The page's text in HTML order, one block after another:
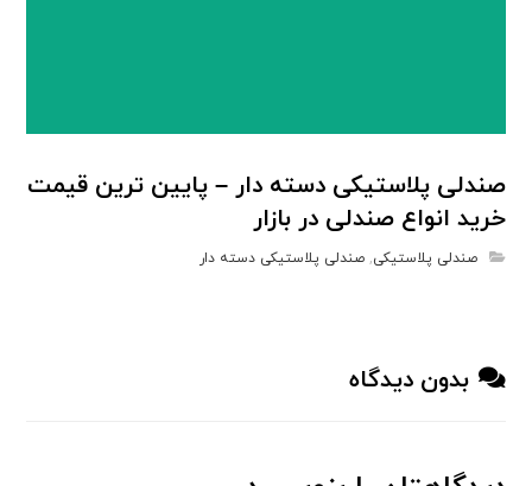
صندلی پلاستیکی دسته دار – پایین ترین قیمت
خرید انواع صندلی در بازار
صندلی پلاستیکی,صندلی پلاستیکی دسته دار
بدون دیدگاه